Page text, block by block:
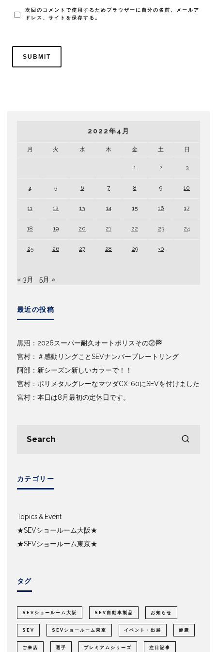
次回のコメントで使用するためブラウザーに自分の名前、メールア
ドレス、サイトを保存する。
2022年4月
月 火 水 木 金 土 日
1 2 3
4 5 6 7 8 9 10
11 12 13 14 15 16 17
18 19 20 21 22 23 24
25 26 27 28 29 30
« 3月 5月 »
最近の投稿
黒沼：2026スーパー耐久オートポリスその②🏁
宮村：＃感動リングことSEVナンバープレートリング
阿部：新シーズン新しいカラーで！！
宮村：ポリメタルグレーなマツダCX-60にSEVを付けました
宮村：本日は8月最初の定休日です。
カテゴリー
Topics＆Event
★SEVショールーム大阪★
★SEVショールーム東京★
タグ
SEVショールーム大阪 SEV自動車製品 お知らせ
SEV SEVショールーム東京 イベント・出展 健康
ご来店 選手 プレミアムシリーズ 注目記事